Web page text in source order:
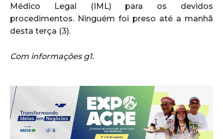
Médico Legal (IML) para os devidos
procedimentos. Ninguém foi preso até a manhã
desta terça (3).
Com informações g1.